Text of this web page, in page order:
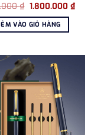
₫ Giá
là:
2.300.000 ₫.
1.800.000 ₫Giá
hiện
VÀO GIỎ HÀNG